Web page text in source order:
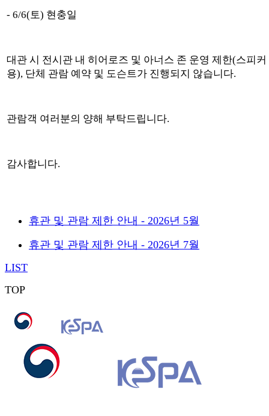
- 6/6(토) 현충일
대관 시 전시관 내 히어로즈 및 아너스 존 운영 제한(스피커
용), 단체 관람 예약 및 도슨트가 진행되지 않습니다.
관람객 여러분의 양해 부탁드립니다.
감사합니다.
휴관 및 관람 제한 안내 - 2026년 5월
휴관 및 관람 제한 안내 - 2026년 7월
LIST
TOP